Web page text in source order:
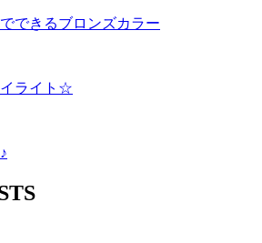
できるブロンズカラー
ライト☆